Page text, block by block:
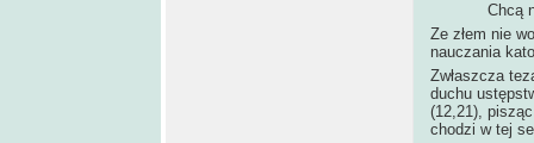
Chcą nas
Ze złem nie
nauczania
Zwłaszcza
duchu
(12,21),
chodzi w tej